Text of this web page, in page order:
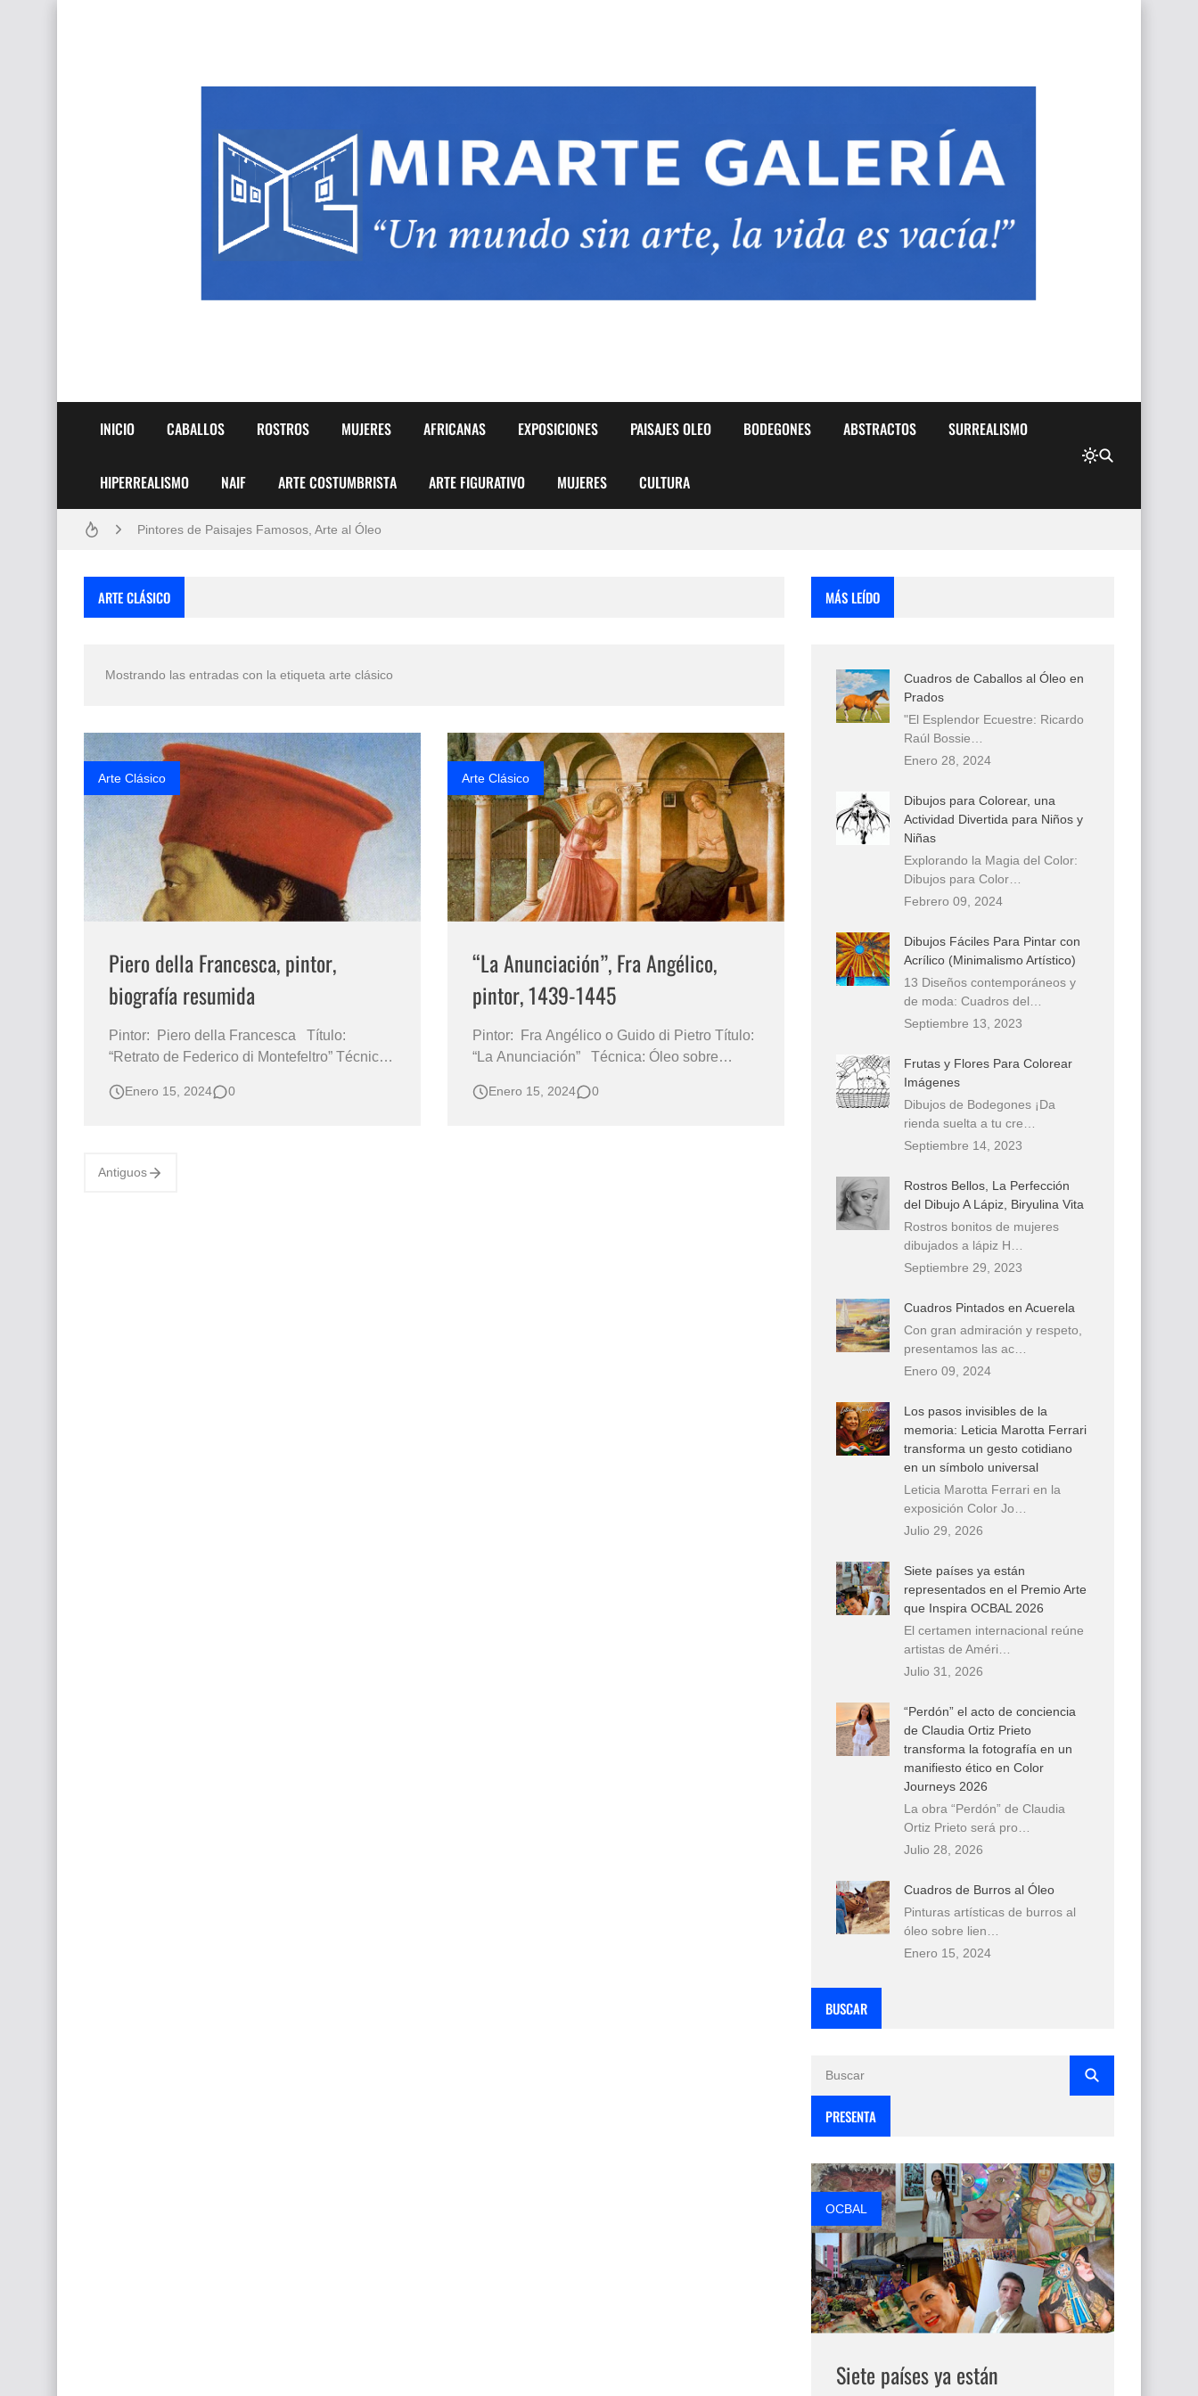
INICIO CABALLOS ROSTROS MUJERES AFRICANAS EXPOSICIONES PAISAJES OLEO BODEGONES ABSTRACTOS SURREALISMO
HIPERREALISMO NAIF ARTE COSTUMBRISTA ARTE FIGURATIVO MUJERES CULTURA
Frutas y Flores Para Colorear Imágenes
Pintores de Paisajes Famosos, Arte al Óleo
Rostros Bellos, La Perfección del Dibujo A Lápiz, Biryulina Vita
Fotos Artísticas de las Actrices de Hollywood Más Bellas del Mundo
Que significan los cuadros de negras africanas?
El mundo del arte en pintura surrealista
ARTE CLÁSICO
Mostrando las entradas con la etiqueta arte clásico
Arte Clásico
Piero della Francesca, pintor,
biografía resumida
Pintor: Piero della Francesca Título:
“Retrato de Federico di Montefeltro” Técnica:
47 X 33 cm GALERIA UFFIZI, FLORENCIA
Enero 15, 2024 0
Arte Clásico
“La Anunciación”, Fra Angélico,
pintor, 1439-1445
Pintor: Fra Angélico o Guido di Pietro Título:
“La Anunciación” Técnica: Óleo sobre
cm MUSEO DI SAN MARCO, FLORENCIA,
Enero 15, 2024 0
Antiguos
MÁS LEÍDO
Cuadros de Caballos al Óleo en
Prados
"El Esplendor Ecuestre: Ricardo
Raúl Bossie…
Enero 28, 2024
Dibujos para Colorear, una
Actividad Divertida para Niños y
Niñas
Explorando la Magia del Color:
Dibujos para Color…
Febrero 09, 2024
Dibujos Fáciles Para Pintar con
Acrílico (Minimalismo Artístico)
13 Diseños contemporáneos y
de moda: Cuadros del…
Septiembre 13, 2023
Frutas y Flores Para Colorear
Imágenes
Dibujos de Bodegones ¡Da
rienda suelta a tu cre…
Septiembre 14, 2023
Rostros Bellos, La Perfección
del Dibujo A Lápiz, Biryulina Vita
Rostros bonitos de mujeres
dibujados a lápiz H…
Septiembre 29, 2023
Cuadros Pintados en Acuerela
Con gran admiración y respeto,
presentamos las ac…
Enero 09, 2024
Los pasos invisibles de la
memoria: Leticia Marotta Ferrari
transforma un gesto cotidiano
en un símbolo universal
Leticia Marotta Ferrari en la
exposición Color Jo…
Julio 29, 2026
Siete países ya están
representados en el Premio Arte
que Inspira OCBAL 2026
El certamen internacional reúne
artistas de Améri…
Julio 31, 2026
“Perdón” el acto de conciencia
de Claudia Ortiz Prieto
transforma la fotografía en un
manifiesto ético en Color
Journeys 2026
La obra “Perdón” de Claudia
Ortiz Prieto será pro…
Julio 28, 2026
Cuadros de Burros al Óleo
Pinturas artísticas de burros al
óleo sobre lien…
Enero 15, 2024
BUSCAR
PRESENTA
OCBAL
Siete países ya están